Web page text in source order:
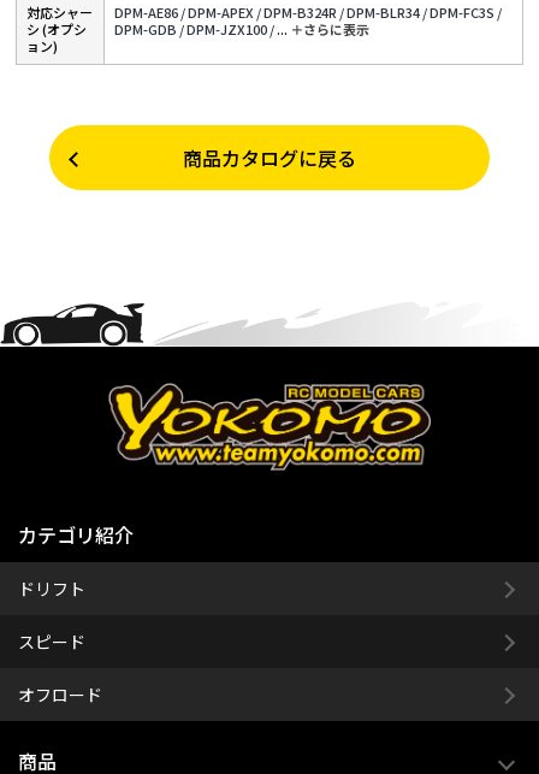
対応シャー
シ (オプシ
ョン)
DPM-AE86 /DPM-APEX /DPM-B324R /DPM-BLR34 /DPM-FC3S /
DPM-GDB /DPM-JZX100 /... ＋さらに表⽰
商品カタログに戻る
カテゴリ紹介
ドリフト
スピード
オフロード
商品